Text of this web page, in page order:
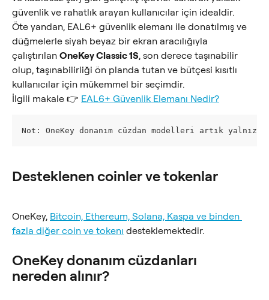
güvenlik ve rahatlık arayan kullanıcılar için idealdir.
Öte yandan, EAL6+ güvenlik elemanı ile donatılmış ve
düğmelerle siyah beyaz bir ekran aracılığıyla
çalıştırılan OneKey Classic 1S, son derece taşınabilir
olup, taşınabilirliği ön planda tutan ve bütçesi kısıtlı
kullanıcılar için mükemmel bir seçimdir.
İlgili makale 👉 EAL6+ Güvenlik Elemanı Nedir?
Not: OneKey donanım cüzdan modelleri artık
Desteklenen coinler ve tokenlar
OneKey, Bitcoin, Ethereum, Solana, Kaspa ve binden
fazla diğer coin ve tokenı desteklemektedir.
OneKey donanım cüzdanları
nereden alınır?